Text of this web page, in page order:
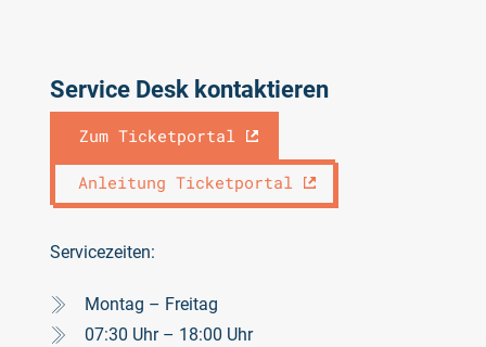
Service Desk kontaktieren
Zum Ticketportal
Anleitung Ticketportal
Servicezeiten:
Montag – Freitag
07:30 Uhr – 18:00 Uhr